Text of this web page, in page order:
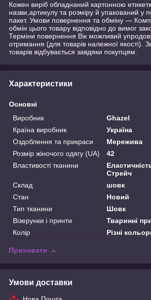
Кожен виріб обладнаний картонною
назви,артикулу та розміру й упакований у
пакет. Умови повернення та обміну —
обмін цього товару відповідно до вимог
Терміни повернення Вік можливий
отримання (для товарів належної якості).
товарів відбувається завдяки покупцям.
Характеристики
Основні
Виробник
Ghazel
Країна виробник
Україна
Оздоблення та прикраси
Мережива
Розмір жіночого одягу (UA)
42
Властивості тканини
Стрейч
Склад
шовк
Стан
Новий
Тип тканини
Шовк
Візерунки і принти
Тваринні
Колір
Різні
Приховати
Умови доставки